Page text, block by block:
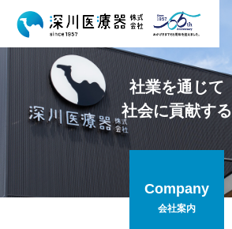
社業を通 じて
社会に貢献する
Company
会社案内